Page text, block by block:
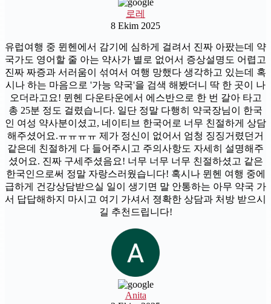
로레
8 Ekim 2025
유럽여행 중 뮌헨에서 감기에 심하게 걸려서 진짜 아팠는데 약
국가도 영어할 줄 아는 약사가 별로 없어서 증상설명도 어렵고
진짜 짜증과 서러움이 섞여서 여행 망했다 생각하고 있는데 혹
시나 하는 마음으로 '가능 약국'을 검색 해봤더니 딱 한 곳이 나
오더라고요! 뮌헨 다운타운에서 에스반으로 한 번 갈아 타고
총 25분 정도 걸렸습니다. 일단 정말 다행히 약국장님이 한국
인 여성 약사분이셨고, 네이티브 한국어로 너무 친절하게 상담
해주셨어요.ㅠㅠㅠㅠ 제가 정신이 없어서 엄청 징징거렸던거
같은데 친절하게 다 들어주시고 주의사항도 자세히 설명해주
셨어요. 진짜 구세주셨음요! 너무 너무 너무 친절하셨고 같은
한국인으로써 정말 자랑스러웠습니다! 혹시나 뮌헨 여행 중에
급하게 건강상담받으실 일이 생기면 말 안통하는 아무 약국 가
서 답답해하지 마시고 여기 가셔서 졍확한 상담과 처방 받으시
길 추천드립니다!
Anita